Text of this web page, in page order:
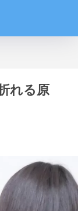
れる原